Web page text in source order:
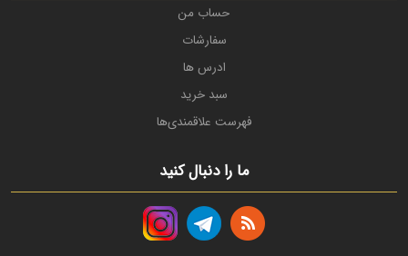
حساب من
سفارشات
ادرس ها
سبد خرید
فهرست علاقمندی‌ها
ما را دنبال کنید